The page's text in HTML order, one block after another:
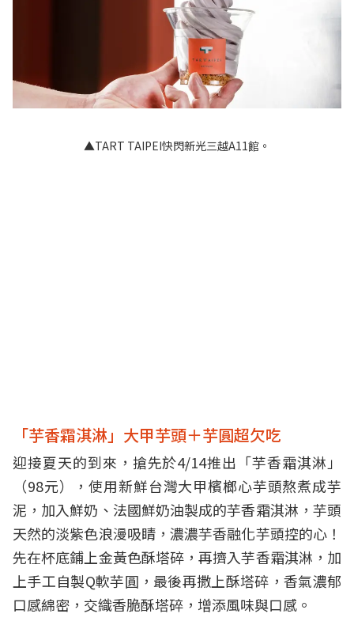
▲TART TAIPEI快閃新光三越A11館。
「芋香霜淇淋」大甲芋頭＋芋圓超欠吃
迎接夏天的到來，搶先於4/14推出「芋香霜淇淋」
（98元），使用新鮮台灣大甲檳榔心芋頭熬煮成芋
泥，加入鮮奶、法國鮮奶油製成的芋香霜淇淋，芋頭
天然的淡紫色浪漫吸睛，濃濃芋香融化芋頭控的心！
先在杯底鋪上金黃色酥塔碎，再擠入芋香霜淇淋，加
上手工自製Q軟芋圓，最後再撒上酥塔碎，香氣濃郁
口感綿密，交織香脆酥塔碎，增添風味與口感。